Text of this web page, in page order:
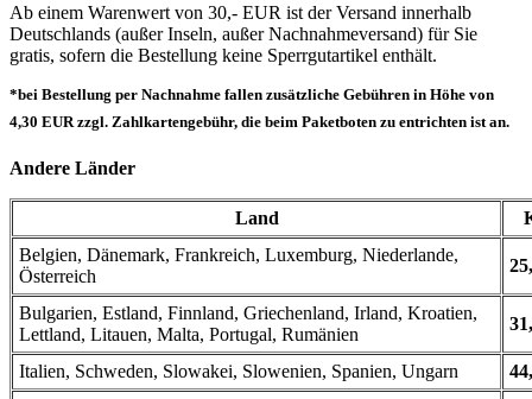
Ab einem Warenwert von 30,- EUR ist der Versand innerhalb
Deutschlands (außer Inseln, außer Nachnahmeversand) für Sie
gratis, sofern die Bestellung keine Sperrgutartikel enthält.
*bei Bestellung per Nachnahme fallen zusätzliche Gebühren in Höhe von
4,30 EUR zzgl. Zahlkartengebühr, die beim Paketboten zu entrichten ist an.
Andere Länder
Land
Belgien, Dänemark, Frankreich, Luxemburg, Niederlande,
Österreich
Bulgarien, Estland, Finnland, Griechenland, Irland, Kroatien,
Lettland, Litauen, Malta, Portugal, Rumänien
Italien, Schweden, Slowakei, Slowenien, Spanien, Ungarn